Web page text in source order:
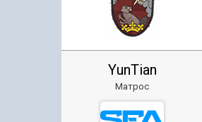
YunTian
Матрос